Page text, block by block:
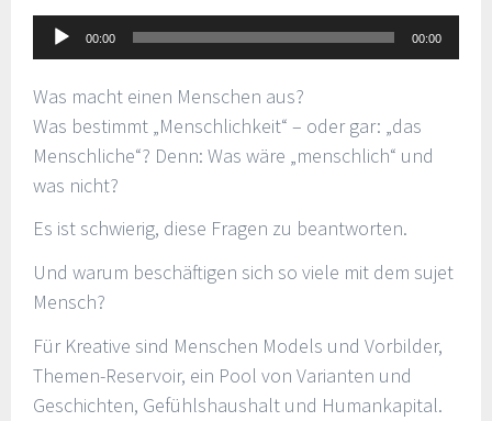
Audio-
Player
00:00 00:00
Was macht einen Menschen aus?
Was bestimmt „Menschlichkeit“ – oder gar: „das
Menschliche“? Denn: Was wäre „menschlich“ und
was nicht?
Es ist schwierig, diese Fragen zu beantworten.
Und warum beschäftigen sich so viele mit dem sujet
Mensch?
Für Kreative sind Menschen Models und Vorbilder,
Themen-Reservoir, ein Pool von Varianten und
Geschichten, Gefühlshaushalt und Humankapital.